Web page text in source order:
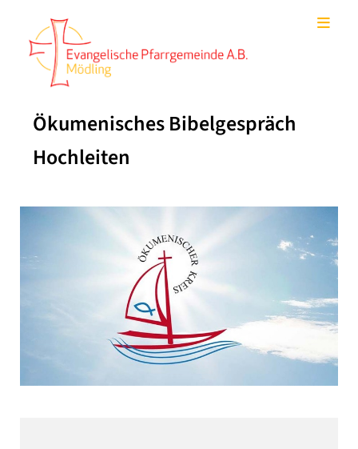
Ökumenisches Bibelgespräch
Hochleiten